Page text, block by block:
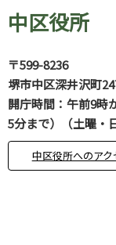
中区役所
〒599-8236
堺市中区深井沢町
開庁時間：午前9時
5分まで）（土曜・
中区役所へのアク